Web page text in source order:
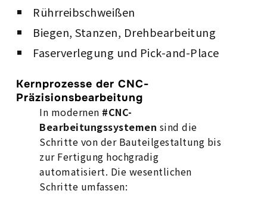
Rührreibschweißen
Biegen, Stanzen, Drehbearbeitung
Faserverlegung und Pick-and-Place
Kernprozesse der CNC-
Präzisionsbearbeitung
In modernen #CNC-
Bearbeitungssystemen sind die
Schritte von der Bauteilgestaltung bis
zur Fertigung hochgradig
automatisiert. Die wesentlichen
Schritte umfassen: